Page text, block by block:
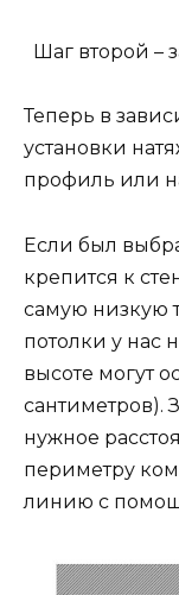
Шаг второй –
Теперь в
установки
профиль или
Если был
крепится к
самую низкую
потолки у нас
высоте могут
сантиметров).
нужное
периметру
линию с